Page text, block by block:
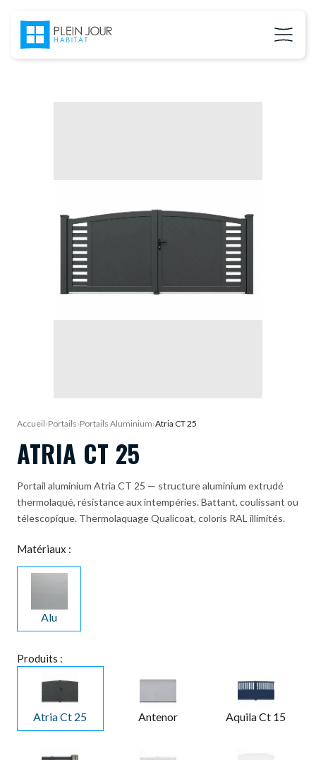
Accueil›Portails›Portails Aluminium›Atria CT 25
ATRIA CT 25
Portail aluminium Atria CT 25 — structure aluminium extrudé
thermolaqué, résistance aux intempéries. Battant, coulissant ou
télescopique. Thermolaquage Qualicoat, coloris RAL illimités.
Matériaux :
Alu
Produits :
Atria Ct 25 Antenor Aquila Ct 15